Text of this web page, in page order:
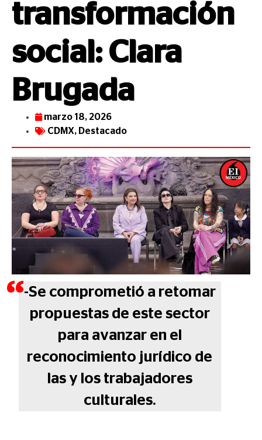
transformación
social: Clara
Brugada
marzo 18, 2026
CDMX, Destacado
-Se comprometió a retomar
propuestas de este sector
para avanzar en el
reconocimiento jurídico de
las y los trabajadores
culturales.